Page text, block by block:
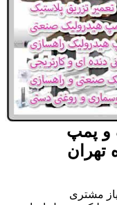
و پمپ
تهران
مشتری